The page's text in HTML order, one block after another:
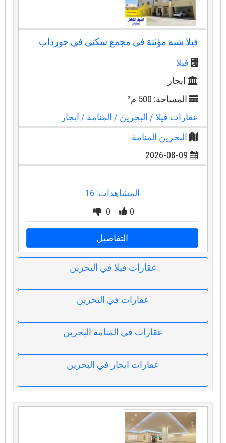
فيلا شبه مؤثثة في مجمع سكني في جورداب
فيلا
ايجار
المساحة: 500 م²
عقارات فيلا/ البحرين/ المنامة/ ايجار
البحرين المنامة
2026-08-09
المشاهدات: 16
0
0
التفاصيل
عقارات فيلا في البحرين
عقارات في البحرين
عقارات في المنامة البحرين
عقارات ايجار في البحرين